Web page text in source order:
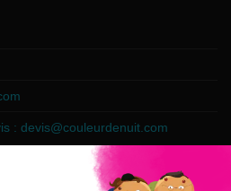
: devis@couleurdenuit.com
des Avis Garantis,cliquez ici pour